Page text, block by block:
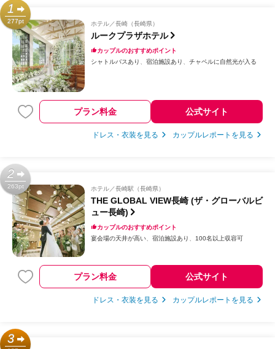
1
277pt ホテル 長崎（長崎県）
ルークプラザホテル
カップルのおすすめポイント
シャトルバスあり
宿泊施設あり チャペルに自然光が入る
プラン料金 公式サイト
ドレス・衣装を見る カップルレポートを見る
2
263pt ホテル 長崎駅（長崎県）
THE GLOBAL VIEW長崎 (ザ・グローバルビ
ュー長崎)
カップルのおすすめポイント
宴会場の天井が高い
宿泊施設あり 100名以上収容可
プラン料金 公式サイト
ドレス・衣装を見る カップルレポートを見る
3